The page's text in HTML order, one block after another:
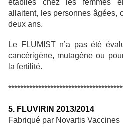
allaitent, les personnes âgées,
deux ans.
Le FLUMIST n’a pas été
cancérigène, mutagène ou
la fertilité.
5. FLUVIRIN 2013/2014
Fabriqué par Novartis Vaccines